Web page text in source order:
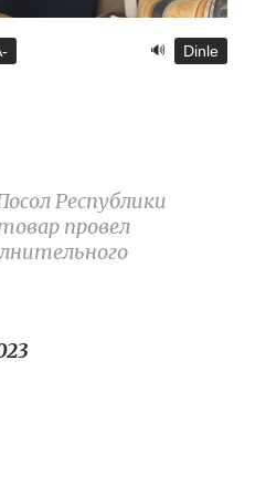
🔊 Dinle
Республики
провел